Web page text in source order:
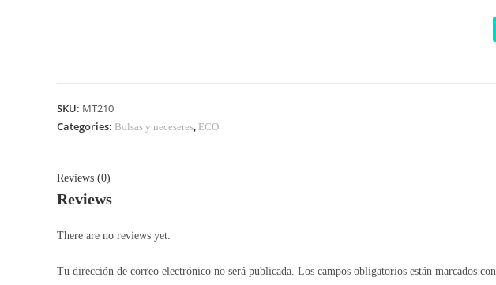
SKU: MT210
Categories: Bolsas y neceseres, ECO
Reviews (0)
Reviews
There are no reviews yet.
Tu dirección de correo electrónico no será publicada. Los campos obligatorios están marcados con